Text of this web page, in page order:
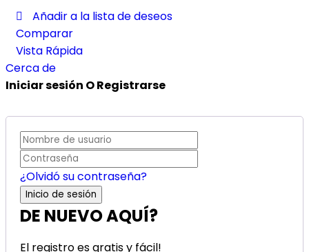
Añadir a la lista de deseos
Comparar
Vista Rápida
Cerca de
Iniciar sesión O Registrarse
¿Olvidó su contraseña?
DE NUEVO AQUÍ?
El registro es gratis y fácil!